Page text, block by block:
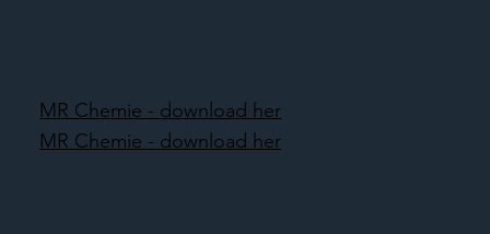
MR Chemie - download her
MR Chemie - download her